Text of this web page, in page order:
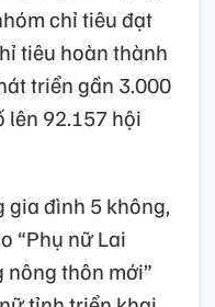
chỉ tiêu đạt
tiêu hoàn thành
triển gần 3.000
lên 92.157 hội
gia đình 5 không,
“Phụ nữ Lai
thôn mới”